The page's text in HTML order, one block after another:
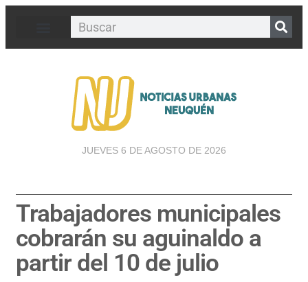
JUEVES 6 DE AGOSTO DE 2026
Trabajadores municipales
cobrarán su aguinaldo a
partir del 10 de julio